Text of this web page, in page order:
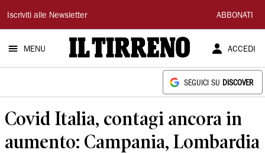
Il
Tirreno
Iscriviti alle Newsletter ABBONATI
MENU ACCEDI
SEGUICI SU DISCOVER
Covid Italia, contagi ancora in
aumento: Campania, Lombardia